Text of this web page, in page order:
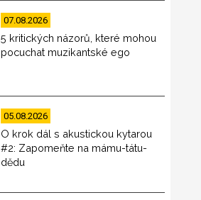
07.08.2026
5 kritických názorů, které mohou
pocuchat muzikantské ego
05.08.2026
O krok dál s akustickou kytarou
#2: Zapomeňte na mámu-tátu-
dědu